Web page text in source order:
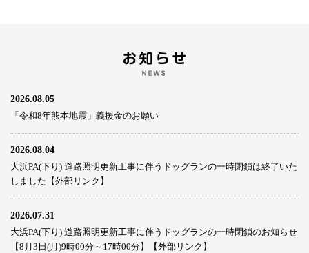
2026.08.05
「令和8年熊本地震」義援金のお願い
2026.08.04
大浜PA(下り) 道路照明更新工事に伴うドッグランの一時閉鎖は終了いた
しました【外部リンク】
2026.07.31
大浜PA(下り) 道路照明更新工事に伴うドッグランの一時閉鎖のお知らせ
【8月3日(月)9時00分～17時00分】【外部リンク】